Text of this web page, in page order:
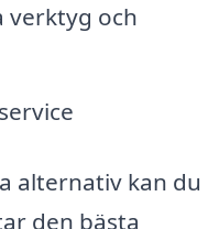
verktyg och
alternativ kan du
den bästa